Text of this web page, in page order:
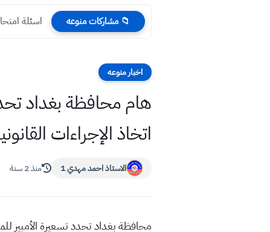
📁 مشاركات منوعه اسئلة امتحان
اخبار منوعه
اتخاذ الإجراءات
الاستاذ احمد مهدي 1 منذ 2 سنة